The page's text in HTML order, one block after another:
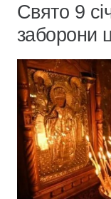
Свято 9
заборони